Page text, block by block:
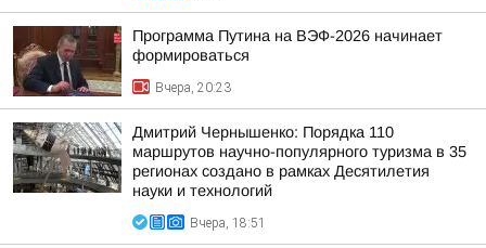
Программа Путина на ВЭФ-2026 начинает
формироваться
Вчера, 20:23
Дмитрий Чернышенко: Порядка 110
маршрутов научно-популярного туризма в 35
регионах создано в рамках Десятилетия
науки и технологий
Вчера, 18:51